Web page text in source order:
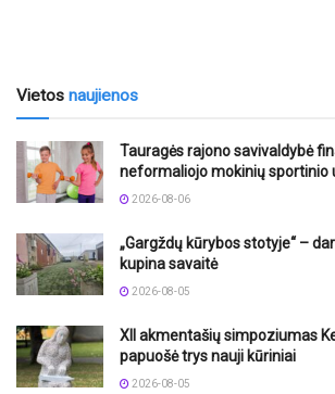
Vietos naujienos
Tauragės rajono savivaldybė
neformaliojo mokinių sportinio
2026-08-06
„Gargždų kūrybos stotyje“ –
kupina savaitė
2026-08-05
XII akmentašių simpoziumas
papuošė trys nauji kūriniai
2026-08-05